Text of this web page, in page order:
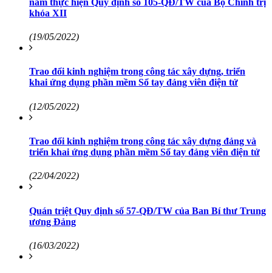
năm thực hiện Quy định số 105-QĐ/TW của Bộ Chính trị
khóa XII
(19/05/2022)
Trao đổi kinh nghiệm trong công tác xây dựng, triển
khai ứng dụng phần mềm Sổ tay đảng viên điện tử
(12/05/2022)
Trao đổi kinh nghiệm trong công tác xây dựng đảng và
triển khai ứng dụng phần mềm Sổ tay đảng viên điện tử
(22/04/2022)
Quán triệt Quy định số 57-QĐ/TW của Ban Bí thư Trung
ương Đảng
(16/03/2022)